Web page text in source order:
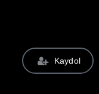
Kaydol